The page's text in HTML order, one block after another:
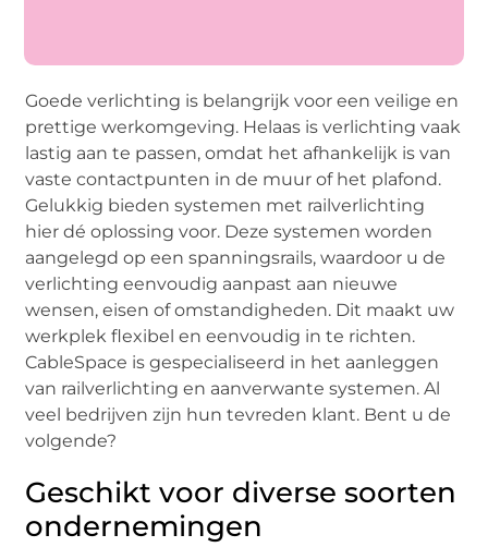
Goede verlichting is belangrijk voor een veilige en
prettige werkomgeving. Helaas is verlichting vaak
lastig aan te passen, omdat het afhankelijk is van
vaste contactpunten in de muur of het plafond.
Gelukkig bieden systemen met railverlichting
hier dé oplossing voor. Deze systemen worden
aangelegd op een spanningsrails, waardoor u de
verlichting eenvoudig aanpast aan nieuwe
wensen, eisen of omstandigheden. Dit maakt uw
werkplek flexibel en eenvoudig in te richten.
CableSpace is gespecialiseerd in het aanleggen
van railverlichting en aanverwante systemen. Al
veel bedrijven zijn hun tevreden klant. Bent u de
volgende?
Geschikt voor diverse soorten
ondernemingen